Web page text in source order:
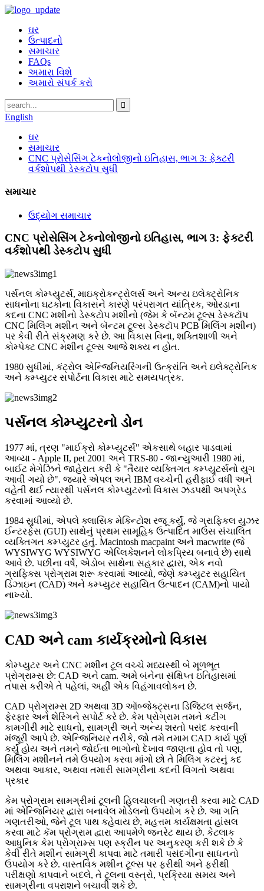
ઘર
ઉત્પાદનો
સમાચાર
FAQs
અમારા વિશે
અમારો સંપર્ક કરો
English
ઘર
સમાચાર
CNC પ્રોસેસિંગ ટેકનોલોજીનો ઇતિહાસ, ભાગ 3: ફેક્ટરી
વર્કશોપથી ડેસ્કટોપ સુધી
સમાચાર
ઉદ્યોગ સમાચાર
CNC પ્રોસેસિંગ ટેકનોલોજીનો ઇતિહાસ, ભાગ 3: ફેક્ટરી
વર્કશોપથી ડેસ્કટોપ સુધી
પર્સનલ કોમ્પ્યુટર્સ, માઇક્રોકન્ટ્રોલર્સ અને અન્ય ઇલેક્ટ્રોનિક
સાધનોના ઘટકોના વિકાસને કારણે પરંપરાગત યાંત્રિક, ઓરડાના
કદના CNC મશીનો ડેસ્કટોપ મશીનો (જેમ કે બૅન્ટમ ટૂલ્સ ડેસ્કટૉપ
CNC મિલિંગ મશીન અને બૅન્ટમ ટૂલ્સ ડેસ્કટૉપ PCB મિલિંગ મશીન)
પર કેવી રીતે સંક્રમણ કરે છે. આ વિકાસ વિના, શક્તિશાળી અને
કોમ્પેક્ટ CNC મશીન ટૂલ્સ આજે શક્ય ન હોત.
1980 સુધીમાં, કંટ્રોલ એન્જિનિયરિંગની ઉત્ક્રાંતિ અને ઇલેક્ટ્રોનિક
અને કમ્પ્યુટર સપોર્ટના વિકાસ માટે સમયપત્રક.
પર્સનલ કોમ્પ્યુટરનો ડોન
1977 માં, ત્રણ "માઈક્રો કોમ્પ્યુટર્સ" એકસાથે બહાર પાડવામાં
આવ્યા - Apple II, pet 2001 અને TRS-80 - જાન્યુઆરી 1980 માં,
બાઈટ મેગેઝિને જાહેરાત કરી કે "તૈયાર વ્યક્તિગત કમ્પ્યુટર્સનો યુગ
આવી ગયો છે". જ્યારે એપલ અને IBM વચ્ચેની હરીફાઈ વધી અને
વહેતી થઈ ત્યારથી પર્સનલ કોમ્પ્યુટરનો વિકાસ ઝડપથી અપગ્રેડ
કરવામાં આવ્યો છે.
1984 સુધીમાં, એપલે ક્લાસિક મેકિન્ટોશ રજૂ કર્યું, જે ગ્રાફિકલ યુઝર
ઈન્ટરફેસ (GUI) સાથેનું પ્રથમ સામૂહિક ઉત્પાદિત માઉસ સંચાલિત
વ્યક્તિગત કમ્પ્યુટર હતું. Macintosh macpaint અને macwrite (જે
WYSIWYG WYSIWYG એપ્લિકેશનને લોકપ્રિય બનાવે છે) સાથે
આવે છે. પછીના વર્ષે, એડોબ સાથેના સહકાર દ્વારા, એક નવો
ગ્રાફિક્સ પ્રોગ્રામ શરૂ કરવામાં આવ્યો, જેણે કમ્પ્યુટર સહાયિત
ડિઝાઇન (CAD) અને કમ્પ્યુટર સહાયિત ઉત્પાદન (CAM)નો પાયો
નાખ્યો.
CAD અને cam કાર્યક્રમોનો વિકાસ
કોમ્પ્યુટર અને CNC મશીન ટૂલ વચ્ચે મધ્યસ્થી બે મૂળભૂત
પ્રોગ્રામ્સ છે: CAD અને cam. અમે બંનેના સંક્ષિપ્ત ઇતિહાસમાં
તપાસ કરીએ તે પહેલાં, અહીં એક વિહંગાવલોકન છે.
CAD પ્રોગ્રામ્સ 2D અથવા 3D ઑબ્જેક્ટ્સના ડિજિટલ સર્જન,
ફેરફાર અને શેરિંગને સપોર્ટ કરે છે. કેમ પ્રોગ્રામ તમને કટીંગ
કામગીરી માટે સાધનો, સામગ્રી અને અન્ય શરતો પસંદ કરવાની
મંજૂરી આપે છે. એન્જિનિયર તરીકે, જો તમે તમામ CAD કાર્ય પૂર્ણ
કર્યું હોય અને તમને જોઈતા ભાગોનો દેખાવ જાણતા હોવ તો પણ,
મિલિંગ મશીનને તમે ઉપયોગ કરવા માંગો છો તે મિલિંગ કટરનું કદ
અથવા આકાર, અથવા તમારી સામગ્રીના કદની વિગતો અથવા
પ્રકાર
કેમ પ્રોગ્રામ સામગ્રીમાં ટૂલની હિલચાલની ગણતરી કરવા માટે CAD
માં એન્જિનિયર દ્વારા બનાવેલ મોડેલનો ઉપયોગ કરે છે. આ ગતિ
ગણતરીઓ, જેને ટૂલ પાથ કહેવાય છે, મહત્તમ કાર્યક્ષમતા હાંસલ
કરવા માટે કૅમ પ્રોગ્રામ દ્વારા આપમેળે જનરેટ થાય છે. કેટલાક
આધુનિક કેમ પ્રોગ્રામ્સ પણ સ્ક્રીન પર અનુકરણ કરી શકે છે કે
કેવી રીતે મશીન સામગ્રી કાપવા માટે તમારી પસંદગીના સાધનનો
ઉપયોગ કરે છે. વાસ્તવિક મશીન ટૂલ્સ પર ફરીથી અને ફરીથી
પરીક્ષણો કાપવાને બદલે, તે ટૂલના વસ્ત્રો, પ્રક્રિયા સમય અને
સામગ્રીના વપરાશને બચાવી શકે છે.